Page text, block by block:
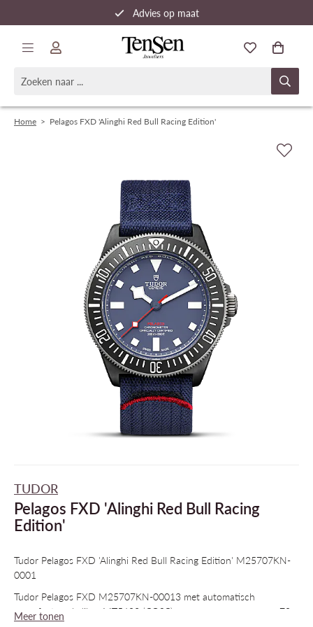
Advies op maat
Snelle verzending
Home > Pelagos FXD 'Alinghi Red Bull Racing Edition'
TUDOR
Pelagos FXD 'Alinghi Red Bull Racing
Edition'
Tudor Pelagos FXD 'Alinghi Red Bull Racing Edition' M25707KN-
0001
Tudor Pelagos FXD M25707KN-00013 met automatisch
manufactuur kaliber MT5602 (COSC) en een gangreserve van 70u.
Meer tonen